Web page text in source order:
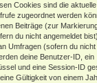
Cookies sind die
zugeordnet werden
Beiträge (zur
du nicht angemeldet
Umfragen (sofern du
deine Benutzer-ID, ein
und eine Session-ID
Gültigkeit von einem